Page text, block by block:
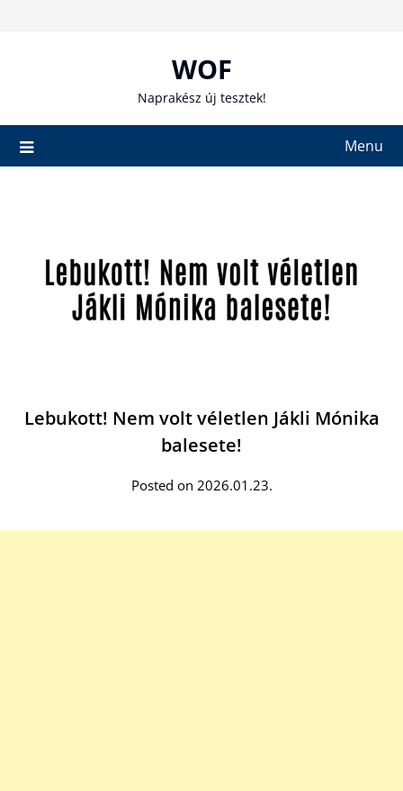
WOF
Naprakész új tesztek!
Menu
Lebukott! Nem volt véletlen Jákli Mónika
balesete!
Posted on 2026.01.23.